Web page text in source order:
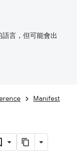
言，但可能會出
Manifest